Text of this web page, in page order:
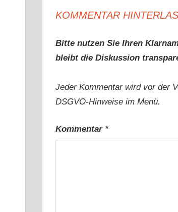
KOMMENTAR
Bitte nutzen Sie Ihren
bleibt die Diskussion
Jeder Kommentar wird vor der
DSGVO-Hinweise im Menü.
Kommentar *